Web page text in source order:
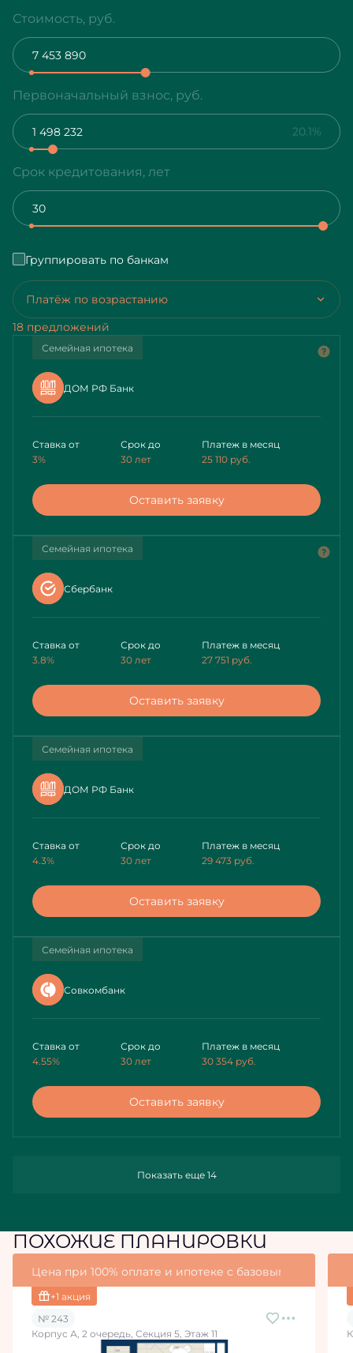
Стоимость, руб.
Первоначальный взнос, руб.
20.1%
Срок кредитования, лет
Группировать по банкам
Платёж по возрастанию
18 предложений
Семейная ипотека
ДОМ РФ Банк
Ставка от
3%
Срок до
30 лет
Платеж в месяц
25 110 руб.
Оставить заявку
Семейная ипотека
Сбербанк
Ставка от
3.8%
Срок до
30 лет
Платеж в месяц
27 751 руб.
Оставить заявку
Семейная ипотека
ДОМ РФ Банк
Ставка от
4.3%
Срок до
30 лет
Платеж в месяц
29 473 руб.
Оставить заявку
Семейная ипотека
Совкомбанк
Ставка от
4.55%
Срок до
30 лет
Платеж в месяц
30 354 руб.
Оставить заявку
Показать еще 14
ПОХОЖИЕ ПЛАНИРОВКИ
Цена при 100% оплате и ипотеке с базовыми
+1 акция
№ 243
Корпус А, 2 очередь, Секция 5, Этаж 11